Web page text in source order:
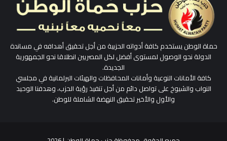
حماة الوطن يستخدم كافة أدواته الحزبية من أجل تحقيق أهدافه في مساندة
الدولة نحو الوصول لمستوى أفضل لكل المصريين انطلاقا نحو الجمهورية
الجديدة.
كافة الأمانات النوعية وأمانات المحافظات والهيئات البرلمانية في مجلسي
النواب والشيوخ على تواصل دائم من أجل تنفيذ رؤية الحزب، وهدفنا الوحيد
والأول والأخير تحقيق النهضة الشاملة للوطن.